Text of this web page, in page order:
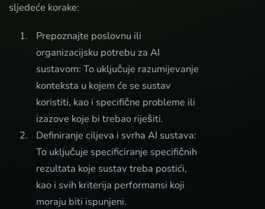
sljedeće korake:
Prepoznajte poslovnu ili
organizacijsku potrebu za AI
sustavom: To uključuje razumijevanje
konteksta u kojem će se sustav
koristiti, kao i specifične probleme ili
izazove koje bi trebao riješiti.
Definiranje ciljeva i svrha AI sustava:
To uključuje specificiranje specifičnih
rezultata koje sustav treba postići,
kao i svih kriterija performansi koji
moraju biti ispunjeni.